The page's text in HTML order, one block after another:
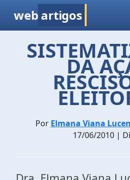
web artigos
DA
Por Elmana Viana
17/06/2010 |